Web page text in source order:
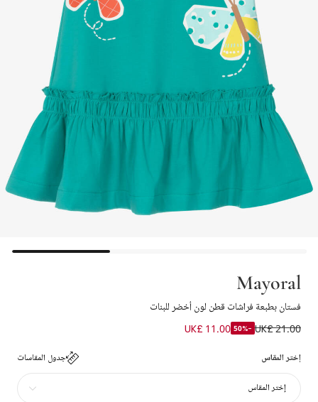
Mayoral
فستان بطبعة فراشات قطن لون أخضر للبنات
UK£ 21.00
-50%
UK£ 11.00
إختر المقاس جدول المقاسات
إختر المقاس